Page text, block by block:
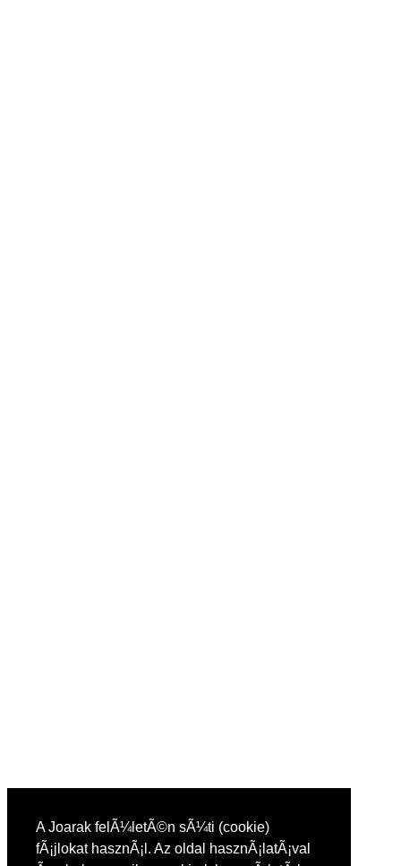
A Joarak felÃ¼letÃ©n sÃ¼ti (cookie)
fÃ¡jlokat hasznÃ¡l. Az oldal hasznÃ¡latÃ¡val